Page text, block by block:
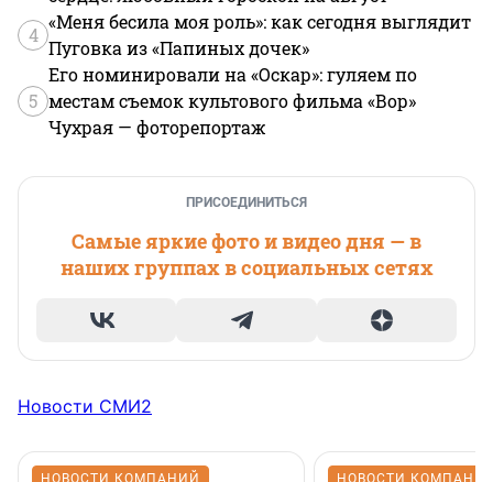
4
«Меня бесила моя роль»: как сегодня выглядит
Пуговка из «Папиных дочек»
5
Его номинировали на «Оскар»: гуляем по
местам съемок культового фильма «Вор»
Чухрая — фоторепортаж
ПРИСОЕДИНИТЬСЯ
Самые яркие фото и видео дня — в
наших группах в социальных сетях
Новости СМИ2
НОВОСТИ КОМПАНИЙ НОВОСТИ